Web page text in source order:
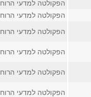
הפקולטה למדעי הרוח
הפקולטה למדעי הרוח
הפקולטה למדעי הרוח
הפקולטה למדעי הרוח
הפקולטה למדעי הרוח
הפקולטה למדעי הרוח